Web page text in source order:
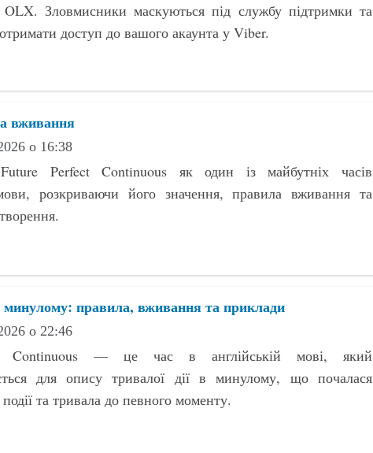
OLX. Зловмисники маскуються під службу підтримки та
доступ до вашого акаунта у Viber.
вживання
о 16:38
Perfect Continuous як один із майбутніх часів
мови, розкриваючи його значення, правила вживання та
минулому: правила, вживання та приклади
о 22:46
Continuous — це час в англійській мові, який
для опису тривалої дії в минулому, що почалася
та тривала до певного моменту.